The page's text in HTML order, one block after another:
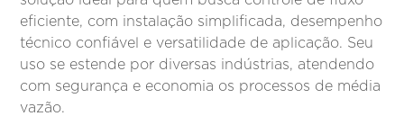
eficiente, com instalação simplificada, desempenho
técnico confiável e versatilidade de aplicação. Seu
uso se estende por diversas indústrias, atendendo
com segurança e economia os processos de média
vazão.